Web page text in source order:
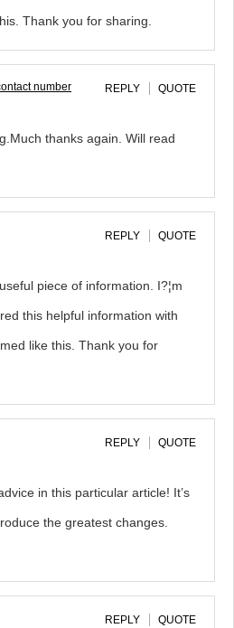
Thank you for sharing.
number
REPLY QUOTE
thanks again. Will read
REPLY QUOTE
piece of information. I?¦m
this helpful information with
like this. Thank you for
REPLY QUOTE
in this particular article! It’s
the greatest changes.
REPLY QUOTE